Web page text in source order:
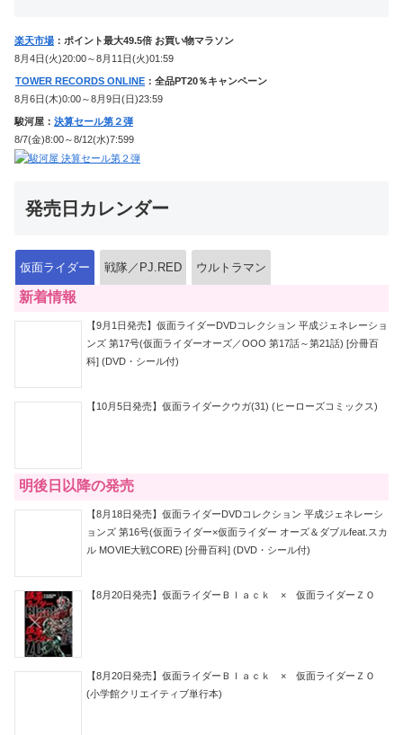
楽天市場 ：ポイント最大49.5倍 お買い物マラソン
8月4日(火)20:00～8月11日(火)01:59
TOWER RECORDS ONLINE ：全品PT20％キャンペーン
8月6日(木)0:00～8月9日(日)23:59
駿河屋： 決算セール第２弾
8/7(金)8:00～8/12(水)7:599
発売日カレンダー
仮面ライダー 戦隊／PJ.RED ウルトラマン
新着情報
【9月1日発売】仮面ライダーDVDコレクション 平成ジェネレーショ
ンズ 第17号(仮面ライダーオーズ／OOO 第17話～第21話) [分冊百
科] (DVD・シール付)
【10月5日発売】仮面ライダークウガ(31) (ヒーローズコミックス)
明後日以降の発売
【8月18日発売】仮面ライダーDVDコレクション 平成ジェネレーシ
ョンズ 第16号(仮面ライダー×仮面ライダー オーズ＆ダブルfeat.スカ
ル MOVIE大戦CORE) [分冊百科] (DVD・シール付)
【8月20日発売】仮面ライダーＢｌａｃｋ × 仮面ライダーＺＯ
【8月20日発売】仮面ライダーＢｌａｃｋ × 仮面ライダーＺＯ
(小学館クリエイティブ単行本)